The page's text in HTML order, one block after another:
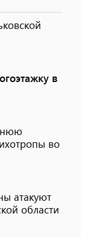
в
во
атакуют
области